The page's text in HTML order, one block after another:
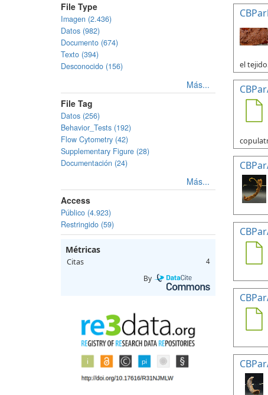
File Type
Imagen (2.436)
Datos (982)
Documento (674)
Texto (394)
Desconocido (156)
Más...
File Tag
Datos (256)
Behavior_Tests (192)
Flow Cytometry (42)
Supplementary Figure (28)
Documentación (24)
Más...
Access
Público (4.923)
Restringido (59)
Métricas
Citas 4
By
el